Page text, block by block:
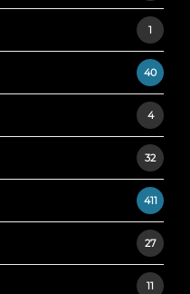
1
40
4
32
411
27
11